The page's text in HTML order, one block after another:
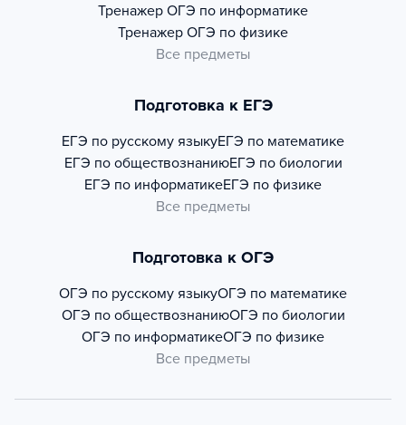
Тренажер ОГЭ по информатике
Тренажер ОГЭ по физике
Все предметы
Подготовка к ЕГЭ
ЕГЭ по русскому языкуЕГЭ по математике
ЕГЭ по обществознаниюЕГЭ по биологии
ЕГЭ по информатикеЕГЭ по физике
Все предметы
Подготовка к ОГЭ
ОГЭ по русскому языкуОГЭ по математике
ОГЭ по обществознаниюОГЭ по биологии
ОГЭ по информатикеОГЭ по физике
Все предметы